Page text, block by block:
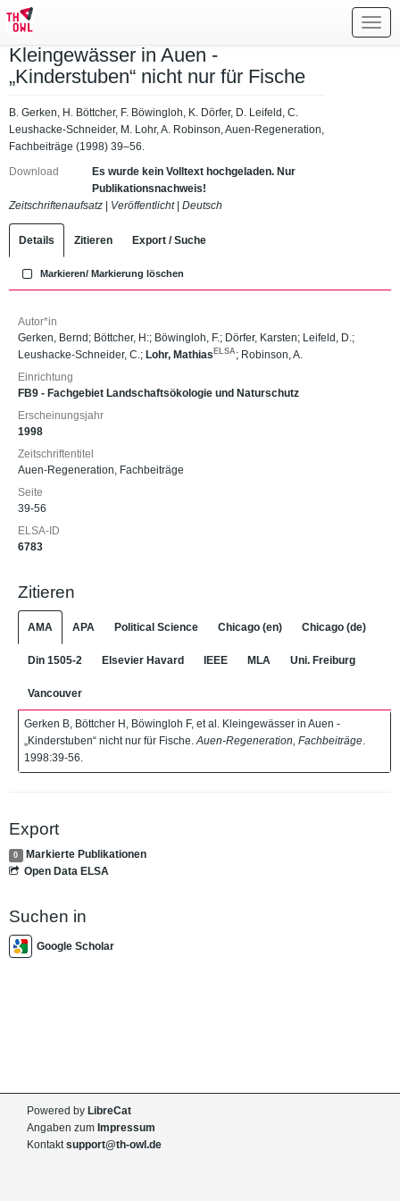
Kleingewässer in Auen -
„Kinderstuben“ nicht nur für Fische
B. Gerken, H. Böttcher, F. Böwingloh, K. Dörfer, D. Leifeld, C.
Leushacke-Schneider, M. Lohr, A. Robinson, Auen-Regeneration,
Fachbeiträge (1998) 39–56.
Download
Es wurde kein Volltext hochgeladen. Nur
Publikationsnachweis!
Zeitschriftenaufsatz
Veröffentlicht| Deutsch
Details Zitieren Export / Suche
Markieren/ Markierung löschen
Autor*in
Gerken, Bernd ; Böttcher, H:; Böwingloh, F.; Dörfer, Karsten; Leifeld, D.;
Leushacke-Schneider, C.; Lohr, Mathias ELSA ; Robinson, A.
Einrichtung
FB9 - Fachgebiet Landschaftsökologie und Naturschutz
Erscheinungsjahr
1998
Zeitschriftentitel
Auen-Regeneration, Fachbeiträge
Seite
39-56
ELSA-ID
6783
Zitieren
AMA APA Political Science Chicago (en) Chicago (de)
Din 1505-2 Elsevier Havard IEEE MLA Uni. Freiburg
Vancouver
Gerken B, Böttcher H, Böwingloh F, et al. Kleingewässer in Auen -
„Kinderstuben“ nicht nur für Fische. Auen-Regeneration, Fachbeiträge
1998:39-56.
Export
0
Markierte Publikationen
Open Data ELSA
Suchen in
Google Scholar
Powered by LibreCat
Angaben zum Impressum
Kontaktsupport@th-owl.de